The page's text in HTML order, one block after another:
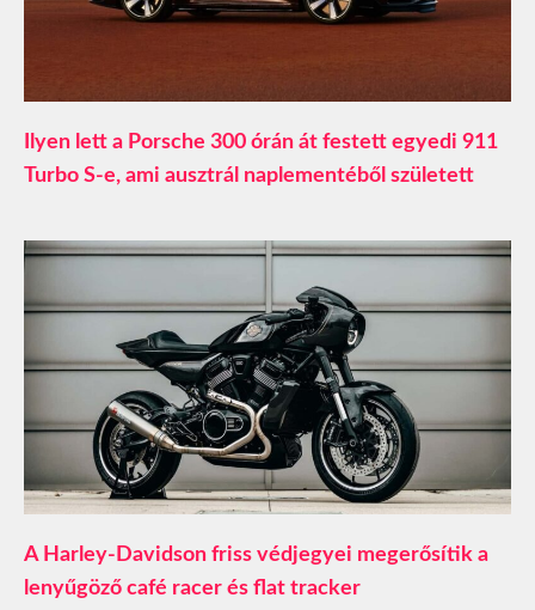
Ilyen lett a Porsche 300 órán át festett egyedi 911
Turbo S-e, ami ausztrál naplementéből született
A Harley-Davidson friss védjegyei megerősítik a
lenyűgöző café racer és flat tracker